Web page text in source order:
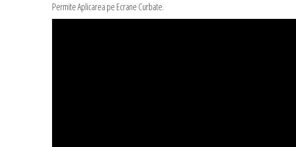
Permite Aplicarea pe Ecrane Curbate.